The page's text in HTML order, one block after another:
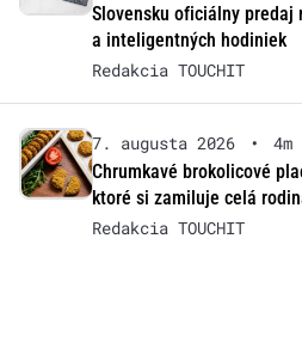
Slovensku oficiálny predaj
a inteligentných hodiniek
Redakcia TOUCHIT
7. augusta 2026 •
4m
Chrumkavé brokolicové
ktoré si zamiluje celá
Redakcia TOUCHIT